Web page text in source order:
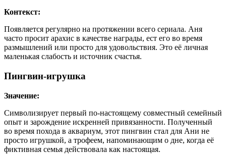
Контекст:
Появляется регулярно на протяжении всего сериала. Аня
часто просит арахис в качестве награды, ест его во время
размышлений или просто для удовольствия. Это её личная
маленькая слабость и источник счастья.
Пингвин-игрушка
Значение:
Символизирует первый по-настоящему совместный семейный
опыт и зарождение искренней привязанности. Полученный
во время похода в аквариум, этот пингвин стал для Ани не
просто игрушкой, а трофеем, напоминающим о дне, когда её
фиктивная семья действовала как настоящая.